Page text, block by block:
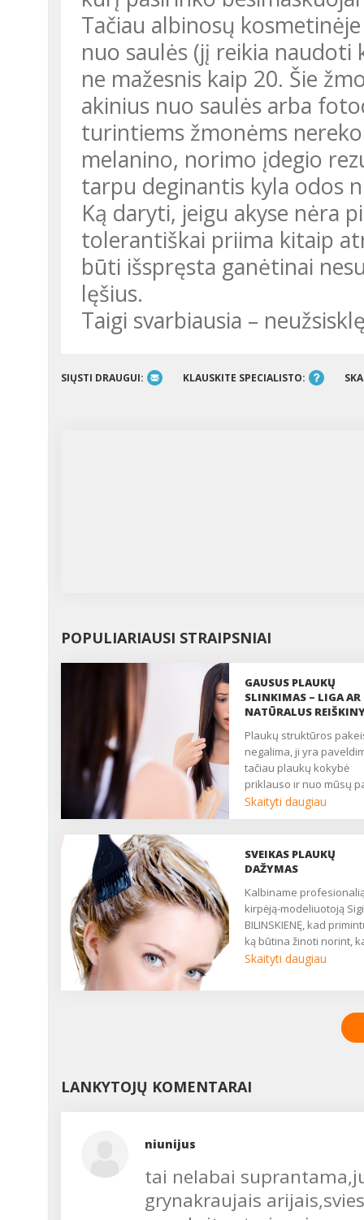
Tačiau albinosų
nuo saulės (jį reikia naudoti
ne mažesnis kaip 20. Šie
akinius nuo saulės arba
turintiems žmonėms
melanino, norimo įdegio
tarpu deginantis kyla odos
Ką daryti, jeigu akyse nėra
tolerantiškai priima kitaip
būti išspręsta ganėtinai
lęšius.
Taigi svarbiausia –
SIŲSTI DRAUGUI: KLAUSKITE SPECIALISTO:
POPULIARIAUSI STRAIPSNIAI
GAUSUS PLAUKŲ
SLINKIMAS – LIGA AR
NATŪRALUS
Plaukų struktūros pakeisti
negalima, ji yra
tačiau plaukų kokybė
priklauso ir nuo mūsų
požiūrio į juos....
Skaityti daugiau
SVEIKAS PLAUKŲ
DAŽYMAS
Kalbiname profesionalią
kirpėją-modeliuotoją
BILINSKIENĘ, kad
ką būtina žinoti norint,
plaukų dažymas būtų
Skaityti daugiau
LANKYTOJŲ KOMENTARAI
niunijus
tai nelabai
grynakraujais